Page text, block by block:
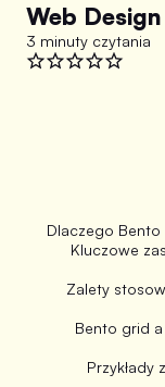
Web Design
3 minuty czytania
Dlaczego
Kluczowe
Zalety
Bento grid